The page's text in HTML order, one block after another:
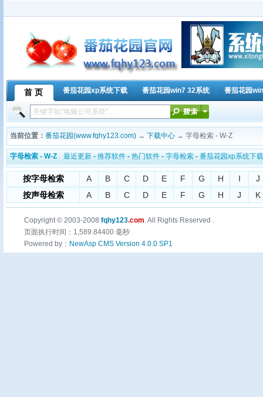
首 页 番茄花园xp系统下载 番茄花园win7 32系统 番茄花园
当前位置： 番茄花园(www.fqhy123.com) → 下载中心 → 字母检索 - W-Z
字母检索 - W-Z 最近更新 - 推荐软件 - 热门软件 - 字母检索 - 番茄花园xp系统下载
按字母检索 A B C D E F G H I
J
按声母检索
A B C D E F G H J K
Copyright © 2003-2008 fqhy123.com. All Rights Reserved .
页面执行时间：1,589.84400 毫秒
Powered by： NewAsp CMS Version 4.0.0 SP1